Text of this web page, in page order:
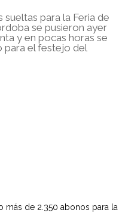
sueltas para la Feria de
se pusieron ayer
y en pocas horas se
para el festejo del
más de 2.350 abonos para la